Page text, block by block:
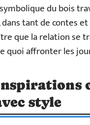
du bois
tant de contes
que la relation se
quoi affronter les
style